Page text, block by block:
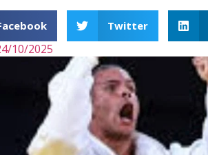
Twitter
10/2025